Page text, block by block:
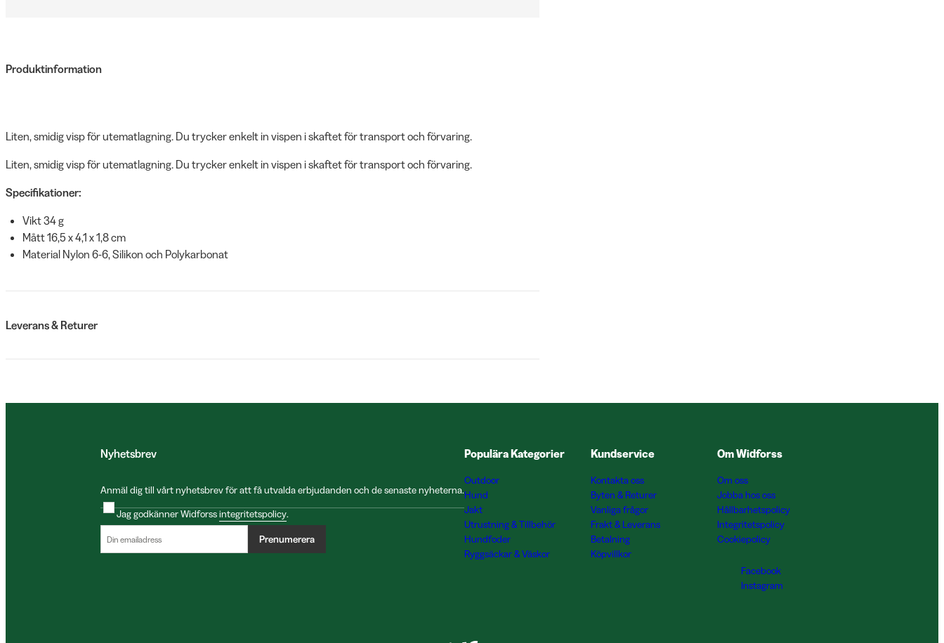
Produktinformation
Liten, smidig visp för utematlagning. Du trycker enkelt in vispen i skaftet för transport och förvaring.
Liten, smidig visp för utematlagning. Du trycker enkelt in vispen i skaftet för transport och förvaring.
Specifikationer:
Vikt 34 g
Mått 16,5 x 4,1 x 1,8 cm
Material Nylon 6-6, Silikon och Polykarbonat
Leverans & Returer
Nyhetsbrev
Anmäl dig till vårt nyhetsbrev för att få utvalda erbjudanden och de senaste nyheterna.
Jag godkänner Widforssintegritetspolicy.
Prenumerera
Populära Kategorier
Outdoor
Hund
Jakt
Utrustning & Tillbehör
Hundfoder
Ryggsäckar & Väskor
Kundservice
Kontakta oss
Byten & Returer
Vanliga frågor
Frakt & Leverans
Betalning
Köpvillkor
Om Widforss
Om oss
Jobba hos oss
Hållbarhetspolicy
Integritetspolicy
Cookiepolicy
Facebook
Instagram